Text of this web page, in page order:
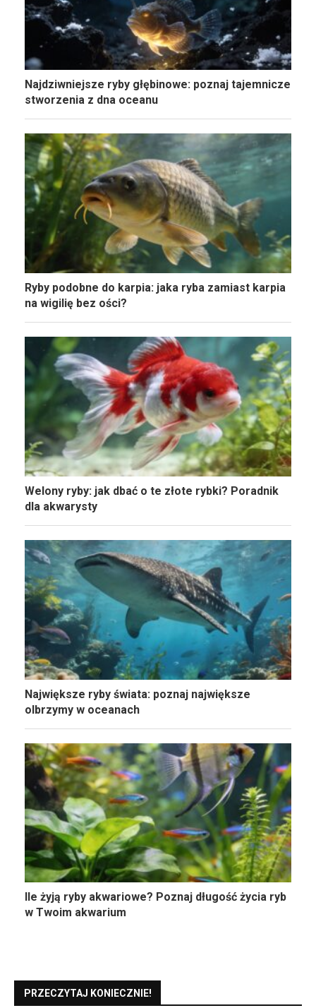
Najdziwniejsze ryby głębinowe: poznaj tajemnicze
stworzenia z dna oceanu
Ryby podobne do karpia: jaka ryba zamiast karpia
na wigilię bez ości?
Welony ryby: jak dbać o te złote rybki? Poradnik
dla akwarysty
Największe ryby świata: poznaj największe
olbrzymy w oceanach
Ile żyją ryby akwariowe? Poznaj długość życia ryb
w Twoim akwarium
PRZECZYTAJ KONIECZNIE!